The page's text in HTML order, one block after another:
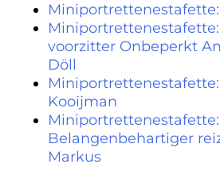
voorzitter Onbeperkt
Döll
Kooijman
Miniportrettenestafette:
Belangenbehartiger
Markus